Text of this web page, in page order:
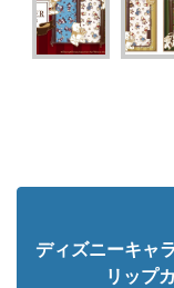
ディズニーキャ
リップ